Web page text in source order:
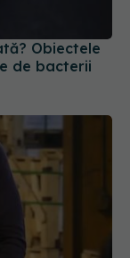
Obiectele
de bacterii